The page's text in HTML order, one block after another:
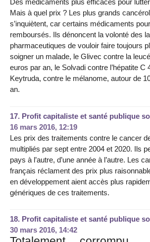
Des médicaments plus efficaces pour
Mais à quel prix ? Les plus grands
s’inquiètent, car certains médicaments
remboursés. Ils dénoncent la volonté des
pharmaceutiques de vouloir faire toujours
soigner un malade, le Glivec contre la
euros par an, le Solvadi contre l’hépatite C
Keytruda, contre le mélanome, autour de
an.
17. Profit capitaliste et santé publique
16 mars 2016, 12:19
Les prix des traitements contre le cancer
multipliés par sept entre 2004 et 2020. Ils
pays à l’autre, d’une année à l’autre. Les
français réclament des prix plus
en développement aient accès plus
génériques de ces traitements.
18. Profit capitaliste et santé publique
30 mars 2016, 14:42